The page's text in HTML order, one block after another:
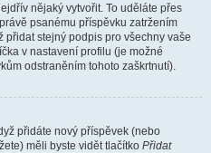
nějaký vytvořit. To uděláte přes
psanému příspěvku zatržením
přidat stejný podpis pro všechny vaše
v nastavení profilu (je možné
odstraněním tohoto zaškrtnutí).
přidáte nový příspěvek (nebo
měli byste vidět tlačítko Přidat